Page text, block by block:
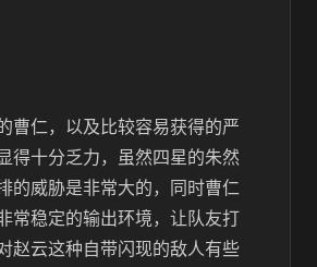
曹仁，以及比较容易获得的严
得十分乏力，虽然四星的朱然
的威胁是非常大的，同时曹仁
常稳定的输出环境，让队友打
赵云这种自带闪现的敌人有些